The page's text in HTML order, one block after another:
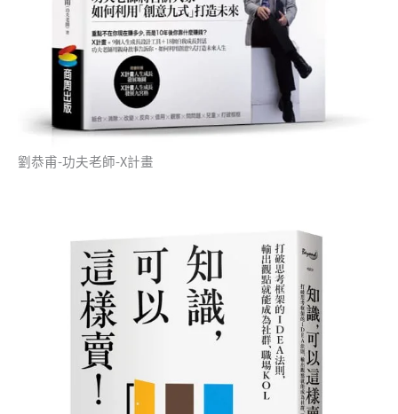
劉恭甫-功夫老師-X計畫